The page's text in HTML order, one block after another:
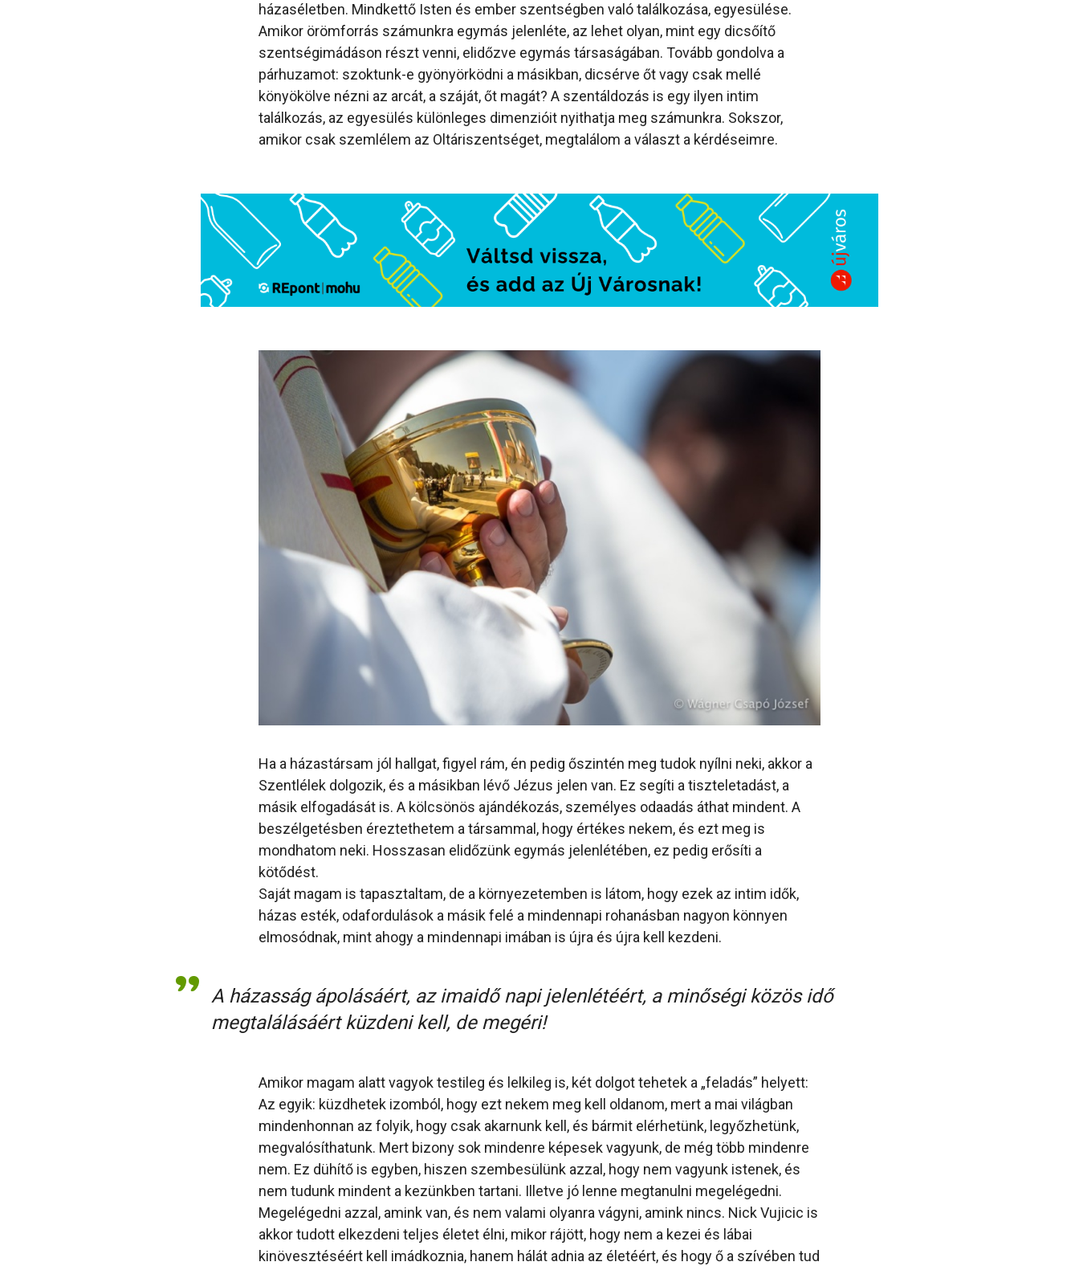
házaséletben. Mindkettő Isten és ember szentségben való találkozása, egyesülése.
Amikor örömforrás számunkra egymás jelenléte, az lehet olyan, mint egy dicsőítő
szentségimádáson részt venni, elidőzve egymás társaságában. Tovább gondolva a
párhuzamot: szoktunk-e gyönyörködni a másikban, dicsérve őt vagy csak mellé
könyökölve nézni az arcát, a száját, őt magát? A szentáldozás is egy ilyen intim
találkozás, az egyesülés különleges dimenzióit nyithatja meg számunkra. Sokszor,
amikor csak szemlélem az Oltáriszentséget, megtalálom a választ a kérdéseimre.
Ha a házastársam jól hallgat, figyel rám, én pedig őszintén meg tudok nyílni neki, akkor a
Szentlélek dolgozik, és a másikban lévő Jézus jelen van. Ez segíti a tiszteletadást, a
másik elfogadását is. A kölcsönös ajándékozás, személyes odaadás áthat mindent. A
beszélgetésben éreztethetem a társammal, hogy értékes nekem, és ezt meg is
mondhatom neki. Hosszasan elidőzünk egymás jelenlétében, ez pedig erősíti a
kötődést.
Saját magam is tapasztaltam, de a környezetemben is látom, hogy ezek az intim idők,
házas esték, odafordulások a másik felé a mindennapi rohanásban nagyon könnyen
elmosódnak, mint ahogy a mindennapi imában is újra és újra kell kezdeni.
A házasság ápolásáért, az imaidő napi jelenlétéért, a minőségi közös idő
megtalálásáért küzdeni kell, de megéri!
Amikor magam alatt vagyok testileg és lelkileg is, két dolgot tehetek a „feladás” helyett:
Az egyik: küzdhetek izomból, hogy ezt nekem meg kell oldanom, mert a mai világban
mindenhonnan az folyik, hogy csak akarnunk kell, és bármit elérhetünk, legyőzhetünk,
megvalósíthatunk. Mert bizony sok mindenre képesek vagyunk, de még több mindenre
nem. Ez dühítő is egyben, hiszen szembesülünk azzal, hogy nem vagyunk istenek, és
nem tudunk mindent a kezünkben tartani. Illetve jó lenne megtanulni megelégedni.
Megelégedni azzal, amink van, és nem valami olyanra vágyni, amink nincs. Nick Vujicic is
akkor tudott elkezdeni teljes életet élni, mikor rájött, hogy nem a kezei és lábai
kinövesztéséért kell imádkoznia, hanem hálát adnia az életéért, és hogy ő a szívében tud